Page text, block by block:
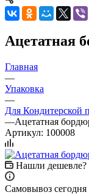
Ацетатная
Главная
—
Упаковка
—
Для Кондитерской
—Ацетатная
Артикул: 100008
Нашли дешевле?
Самовывоз сегодня